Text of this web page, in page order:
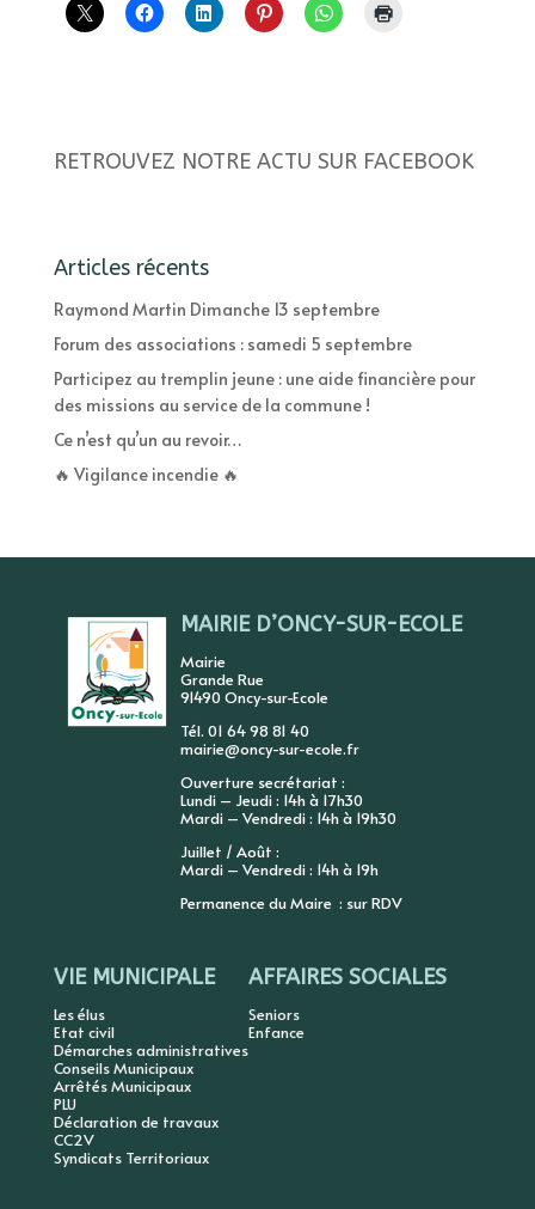
RETROUVEZ NOTRE ACTU SUR FACEBOOK
Articles récents
Raymond Martin Dimanche 13 septembre
Forum des associations : samedi 5 septembre
Participez au tremplin jeune : une aide financière pour
des missions au service de la commune !
Ce n’est qu’un au revoir…
🔥 Vigilance incendie 🔥
MAIRIE D’ONCY-SUR-ECOLE
Mairie
Grande Rue
91490 Oncy-sur-Ecole
Tél. 01 64 98 81 40
mairie@oncy-sur-ecole.fr
Ouverture secrétariat :
Lundi – Jeudi : 14h à 17h30
Mardi – Vendredi : 14h à 19h30
Juillet / Août :
Mardi – Vendredi : 14h à 19h
Permanence du Maire : sur RDV
VIE MUNICIPALE
Les élus
Etat civil
Démarches administratives
Conseils Municipaux
Arrêtés Municipaux
PLU
Déclaration de travaux
CC2V
Syndicats Territoriaux
AFFAIRES SOCIALES
Seniors
Enfance